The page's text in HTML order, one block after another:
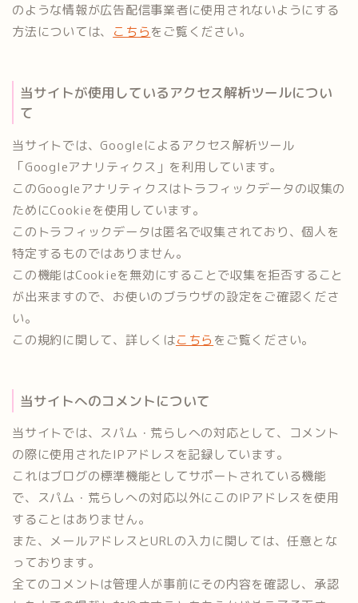
のような情報が広告配信事業者に使用されないようにする
方法については、 こちらをご覧ください。
当サイトが使用しているアクセス解析ツールについ
て
当サイトでは、Googleによるアクセス解析ツール
「Googleアナリティクス」を利用しています。
このGoogleアナリティクスはトラフィックデータの収集の
ためにCookieを使用しています。
このトラフィックデータは匿名で収集されており、個人を
特定するものではありません。
この機能はCookieを無効にすることで収集を拒否すること
が出来ますので、お使いのブラウザの設定をご確認くださ
い。
この規約に関して、詳しくはこちら をご覧ください。
当サイトへのコメントについて
当サイトでは、スパム・荒らしへの対応として、コメント
の際に使用されたIPアドレスを記録しています。
これはブログの標準機能としてサポートされている機能
で、スパム・荒らしへの対応以外にこのIPアドレスを使用
することはありません。
また、メールアドレスとURLの入力に関しては、任意とな
っております。
全てのコメントは管理人が事前にその内容を確認し、承認